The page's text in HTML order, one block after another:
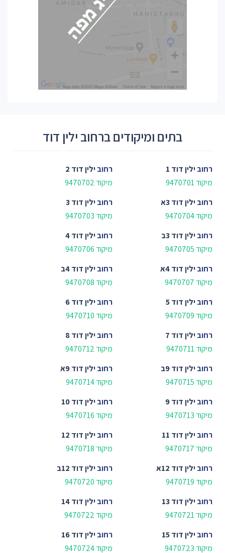
בתים ומיקודים ברחוב ילין דוד
רחובילין דוד 1
מיקוד 9470701
רחובילין דוד 2
מיקוד 9470702
רחובילין דוד 3א
מיקוד 9470704
רחובילין דוד 3
מיקוד 9470703
רחובילין דוד 3ב
מיקוד 9470705
רחובילין דוד 4
מיקוד 9470706
רחובילין דוד 4א
מיקוד 9470707
רחובילין דוד 4ב
מיקוד 9470708
רחובילין דוד 5
מיקוד 9470709
רחובילין דוד 6
מיקוד 9470710
רחובילין דוד 7
מיקוד 9470711
רחובילין דוד 8
מיקוד 9470712
רחובילין דוד 9ב
מיקוד 9470715
רחובילין דוד 9א
מיקוד 9470714
רחובילין דוד 9
מיקוד 9470713
רחובילין דוד 10
מיקוד 9470716
רחובילין דוד 11
מיקוד 9470717
רחובילין דוד 12
מיקוד 9470718
רחובילין דוד 12א
מיקוד 9470719
רחובילין דוד 12ב
מיקוד 9470720
רחובילין דוד 13
מיקוד 9470721
רחובילין דוד 14
מיקוד 9470722
רחובילין דוד 15
מיקוד 9470723
רחובילין דוד 16
מיקוד 9470724